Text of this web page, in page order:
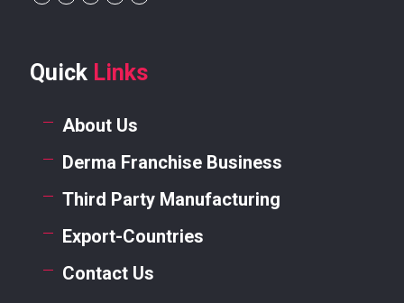
Quick Links
About Us
Derma Franchise Business
Third Party Manufacturing
Export-Countries
Contact Us